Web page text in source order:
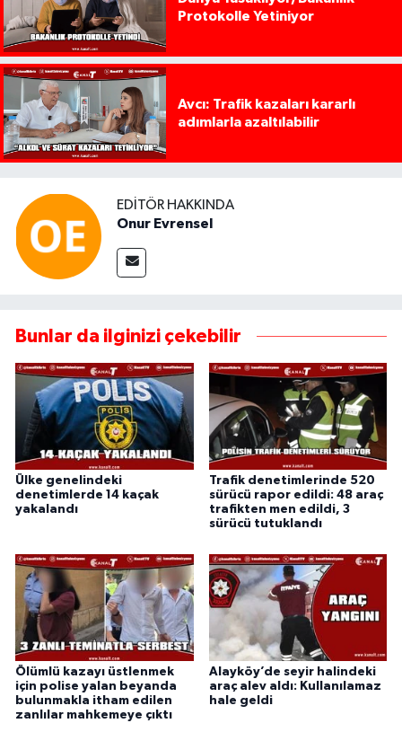
Protokolle Yetiniyor
Avcı: Trafik kazaları kararlı
adımlarla azaltılabilir
EDITÖR HAKKINDA
Onur Evrensel
Bunlar da ilginizi çekebilir
Ülke genelindeki
denetimlerde 14 kaçak
yakalandı
Trafik denetimlerinde 520
sürücü rapor edildi: 48 araç
trafikten men edildi, 3
sürücü tutuklandı
Ölümlü kazayı üstlenmek
için polise yalan beyanda
bulunmakla itham edilen
zanlılar mahkemeye çıktı
Alayköy’de seyir halindeki
araç alev aldı: Kullanılamaz
hale geldi